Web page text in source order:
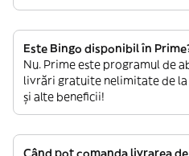
Este Bingo disponibil în
Nu. Prime este programul de
livrări gratuite nelimitate de
și alte beneficii!
Când pot comanda livrarea